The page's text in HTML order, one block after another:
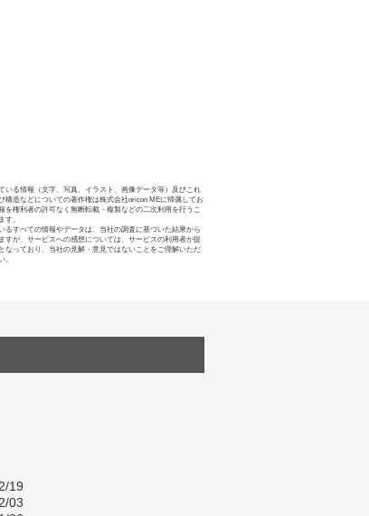
いる情報（文字、写真、イラスト、画像データ等）及びこれ
構造などについての著作権は株式会社oricon MEに帰属してお
を権利者の許可なく無断転載・複製などの二次利用を行うこ
す。
るすべての情報やデータは、当社の調査に基づいた結果から
すが、サービスへの感想については、サービスの利用者が提
なっており、当社の見解・意見ではないことをご理解いただ
。
19
03